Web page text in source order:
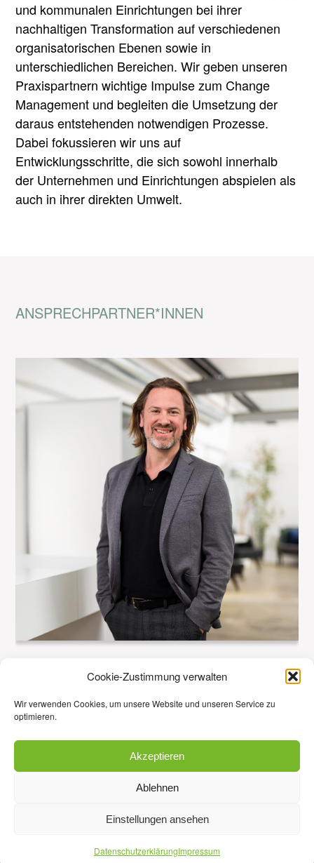
Cookie-Zustimmung verwalten
Wir verwenden Cookies, um unsere Website und unseren Service zu
optimieren.
Akzeptieren
Ablehnen
Einstellungen ansehen
DatenschutzerklärungImpressum
und kommunalen Einrichtungen bei ihrer
nachhaltigen Transformation auf verschiedenen
organisatorischen Ebenen sowie in
unterschiedlichen Bereichen. Wir geben unseren
Praxispartnern wichtige Impulse zum Change
Management und begleiten die Umsetzung der
daraus entstehenden notwendigen Prozesse.
Dabei fokussieren wir uns auf
Entwicklungsschritte, die sich sowohl innerhalb
der Unternehmen und Einrichtungen abspielen als
auch in ihrer direkten Umwelt.
ANSPRECHPARTNER*INNEN
Jochen Stiebel
Geschäftsführer